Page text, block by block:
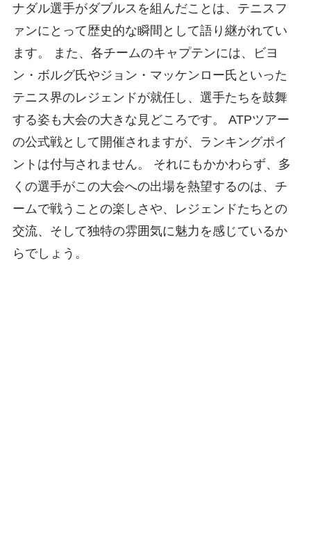
ナダル選手がダブルスを組んだことは、テニスフ
ァンにとって歴史的な瞬間として語り継がれてい
ます。 また、各チームのキャプテンには、ビヨ
ン・ボルグ氏やジョン・マッケンロー氏といった
テニス界のレジェンドが就任し、選手たちを鼓舞
する姿も大会の大きな見どころです。 ATPツアー
の公式戦として開催されますが、ランキングポイ
ントは付与されません。 それにもかかわらず、多
くの選手がこの大会への出場を熱望するのは、チ
ームで戦うことの楽しさや、レジェンドたちとの
交流、そして独特の雰囲気に魅力を感じているか
らでしょう。